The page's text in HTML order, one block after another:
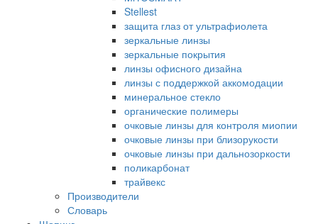
Stellest
защита глаз от ультрафиолета
зеркальные линзы
зеркальные покрытия
линзы офисного дизайна
линзы с поддержкой аккомодации
минеральное стекло
органические полимеры
очковые линзы для контроля миопии
очковые линзы при близорукости
очковые линзы при дальнозоркости
поликарбонат
трайвекс
Производители
Словарь